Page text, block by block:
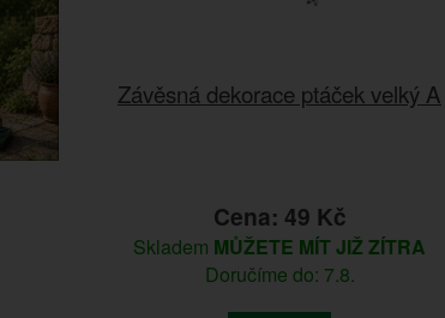
Závěsná dekorace ptáček velký A
Cena: 49 Kč
Skladem MŮŽETE MÍT JIŽ ZÍTRA
Doručíme do: 7.8.